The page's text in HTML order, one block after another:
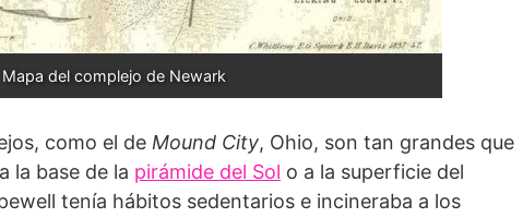
Mapa del complejo de Newark
como el de Mound City, Ohio, son tan grandes que
la base de la pirámide del Sol o a la superficie del
tenía hábitos sedentarios e incineraba a los